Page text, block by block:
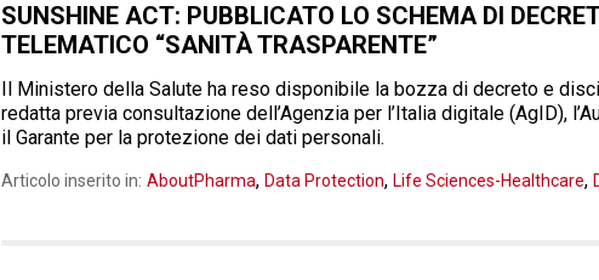
SUNSHINE ACT: PUBBLICATO LO SCHEMA DI
TELEMATICO “SANITÀ TRASPARENTE”
Il Ministero della Salute ha reso disponibile la bozza di decreto e
redatta previa consultazione dell’Agenzia per l’Italia digitale (AgID),
il Garante per la protezione dei dati personali.
Articolo inserito in: AboutPharma, Data Protection, Life Sciences-Healthcare,